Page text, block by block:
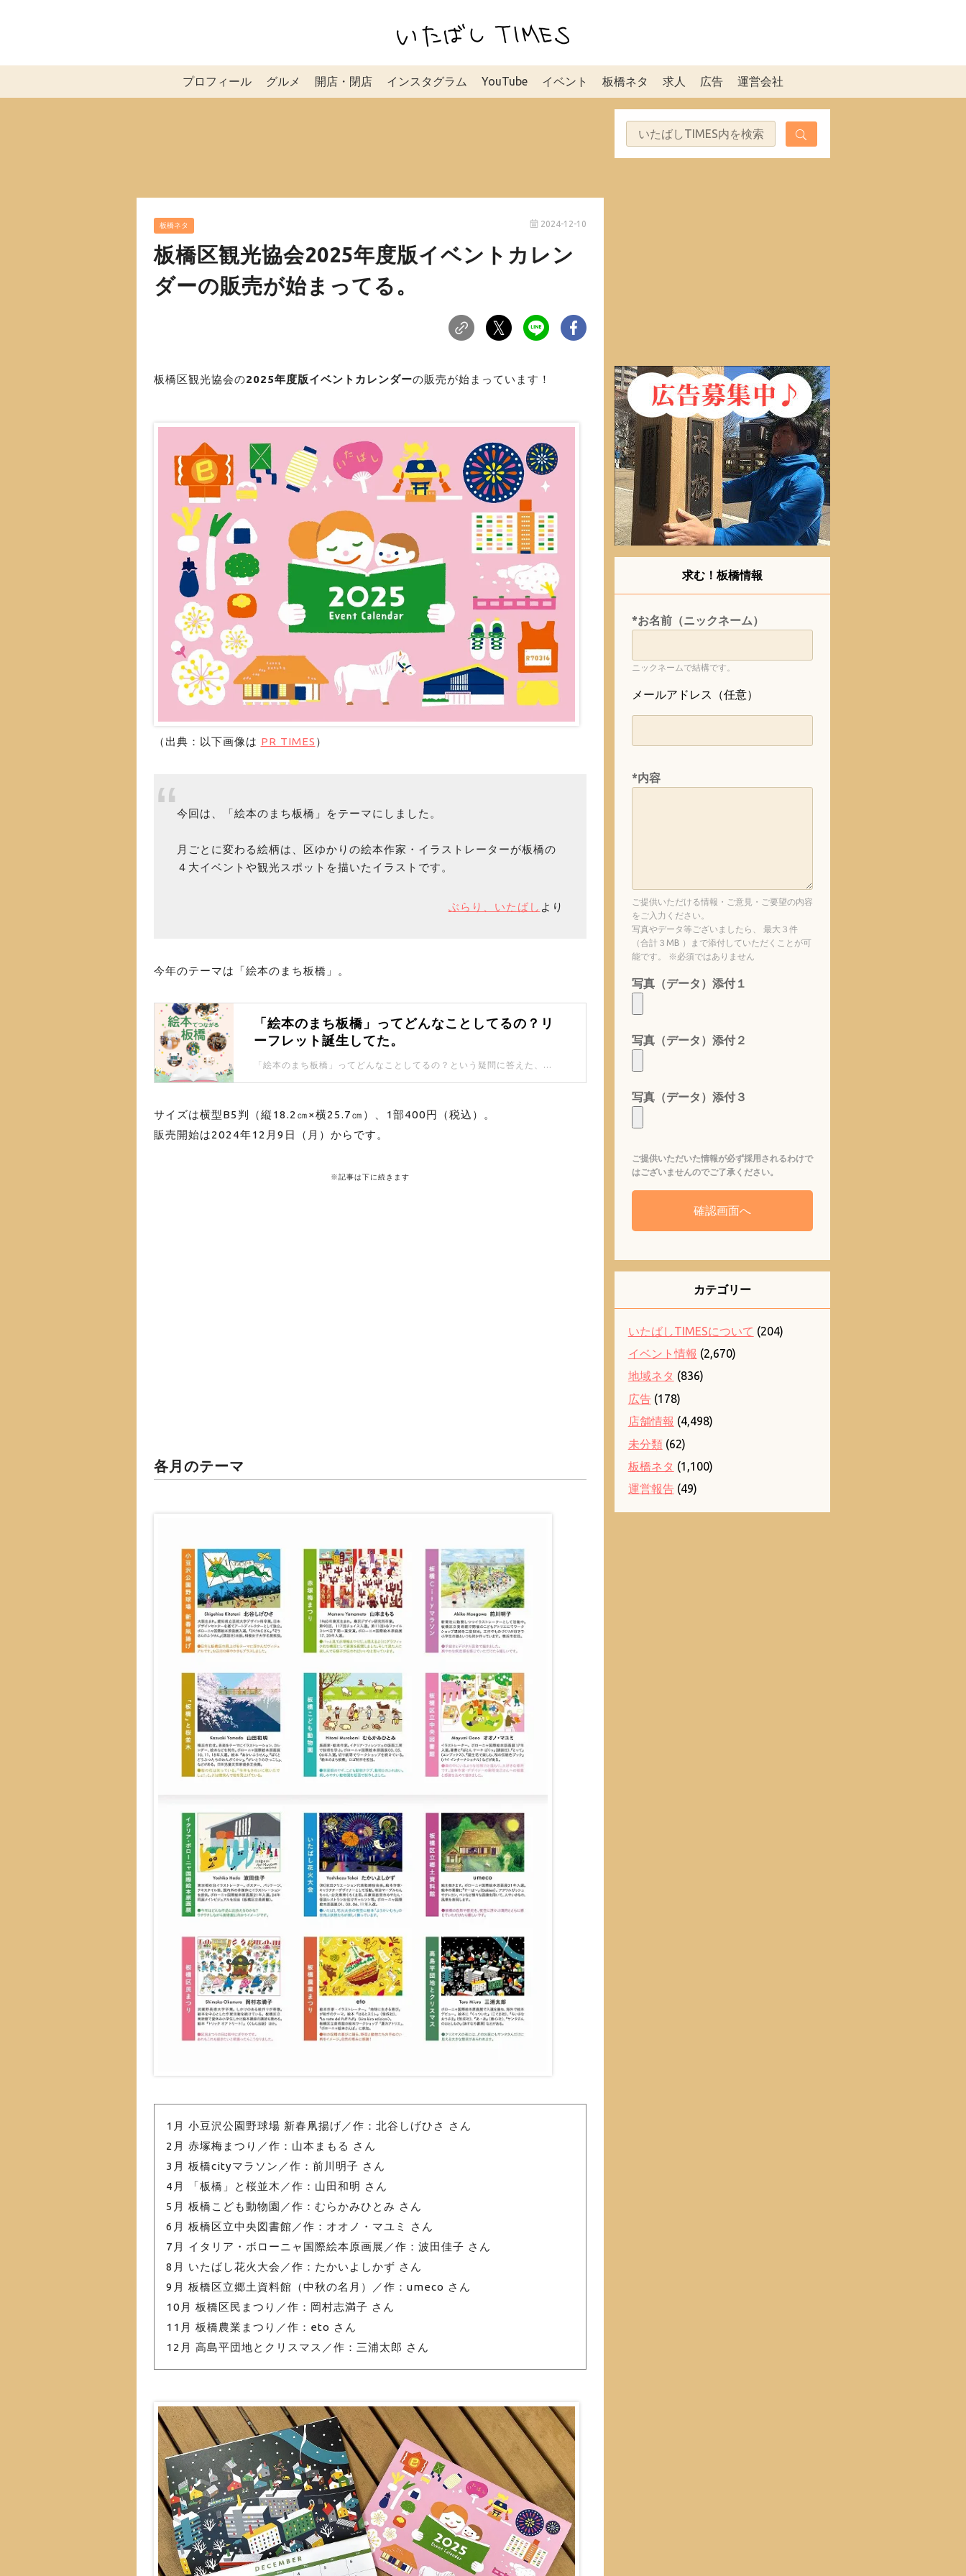
プロフィール グルメ 開店・閉店 インスタグラム YouTube イベント 板橋ネタ 求人 広告 運営会社
板橋ネタ 2024-12-10
板橋区観光協会2025年度版イベントカレン
ダーの販売が始まってる。
板橋区観光協会の2025年度版イベントカレンダーの販売が始まっています！
（出典：以下画像は PR TIMES ）
今回は、「絵本のまち板橋」をテーマにしました。
月ごとに変わる絵柄は、区ゆかりの絵本作家・イラストレーターが板橋の
４大イベントや観光スポットを描いたイラストです。
ぶらり、いたばし より
今年のテーマは「絵本のまち板橋」。
「絵本のまち板橋」ってどんなことしてるの？リ
ーフレット誕生してた。
「絵本のまち板橋」ってどんなことしてるの？という疑問に答えた、リーフレットが誕生しています。 改めてみると、「絵本」の活動は幅広いですね！
サイズは横型B5判（縦18.2㎝×横25.7㎝）、1部400円（税込）。
販売開始は2024年12月9日（月）からです。
※記事は下に続きます
各月のテーマ
1月 小豆沢公園野球場 新春凧揚げ／作：北谷しげひさ さん
2月 赤塚梅まつり／作：山本まもる さん
3月 板橋cityマラソン／作：前川明子 さん
4月 「板橋」と桜並木／作：山田和明 さん
5月 板橋こども動物園／作：むらかみひとみ さん
6月 板橋区立中央図書館／作：オオノ・マユミ さん
7月 イタリア・ボローニャ国際絵本原画展／作：波田佳子 さん
8月 いたばし花火大会／作：たかいよしかず さん
9月 板橋区立郷土資料館（中秋の名月）／作：umeco さん
10月 板橋区民まつり／作：岡村志満子 さん
11月 板橋農業まつり／作：eto さん
12月 高島平団地とクリスマス／作：三浦太郎 さん
求む！板橋情報
*お名前（ニックネーム）
ニックネームで結構です。
メールアドレス（任意）
*内容
ご提供いただける情報・ご意見・ご要望の内容
をご入力ください。
写真やデータ等ございましたら、 最大３件
（合計３MB ）まで添付していただくことが可
能です。 ※必須ではありません
写真（データ）添付１
写真（データ）添付２
写真（データ）添付３
ご提供いただいた情報が必ず採用されるわけで
はございませんのでご了承ください。
カテゴリー
いたばしTIMESについて (204)
イベント情報 (2,670)
地域ネタ (836)
広告(178)
店舗情報 (4,498)
未分類(62)
板橋ネタ (1,100)
運営報告(49)